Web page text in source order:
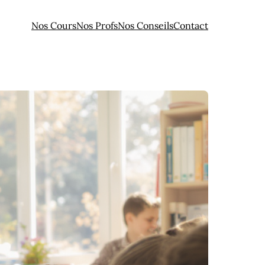
Nos CoursNos ProfsNos ConseilsContact